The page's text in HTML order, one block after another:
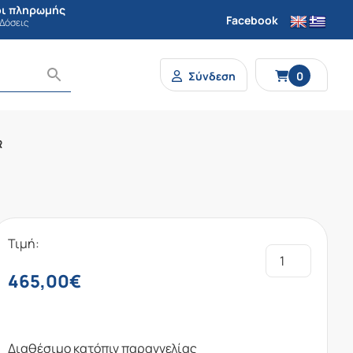
πληρωμής
Facebook
Σύνδεση 0
Τιμή:
465,00€
Διαθέσιμο κατόπιν παραγγελίας